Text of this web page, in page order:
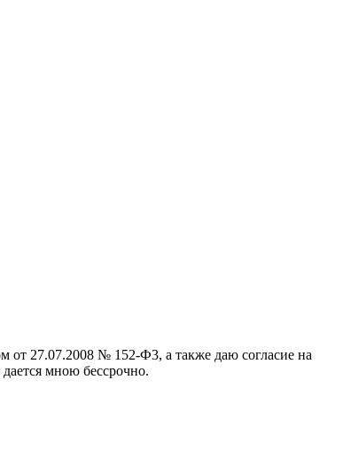
от 27.07.2008 № 152-Ф3, а также даю согласие на
мною бессрочно.